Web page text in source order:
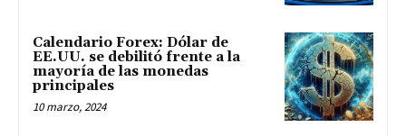
Calendario Forex: Dólar de
EE.UU. se debilitó frente a la
mayoría de las monedas
principales
10 marzo, 2024